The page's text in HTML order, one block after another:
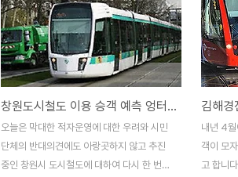
이라는 계획을 세웠다고 합니다. 만약, 계획
대로 2025년에 창원시의 인구가 150만명
으로 늘어나게 된다면 인구 증가에 맞추어 아
파트도 더 많이 짓고 상가나 공장 용지도 더
많이 확보해야 합니다. 뿐만 아니라 인구가
1/3이상 늘어난다면 상수도 공급, 하수도 처
리, 쓰레기 처리를 비롯한 여러가지 도시 기
반 시설 확충이 이루어져야 할 겁니다. 또 인
구 증가에 맞추어 자동..
억 원으
총공사
줄어들
(편익/ 비
여 공사
니다.
창원도
2010/
시철도
창원도시철도 이용 승객 예측 엉터리?
오늘은 막대한 적자운영에 대한 우려와 시민
단체의 반대의견에도 아랑곳하지 않고 추진
중인 창원시 도시철도에 대하여 다시 한 번
내년 4
객이 모
고 합니